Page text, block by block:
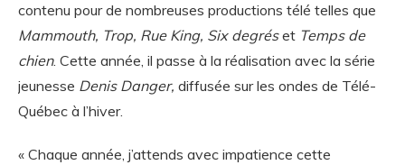
contenu pour de nombreuses productions télé telles que
Mammouth, Trop, Rue King, Six degréset Temps de
chien. Cette année, il passe à la réalisation avec la série
jeunesse Denis Danger, diffusée sur les ondes de Télé-
Québec à l’hiver.
« Chaque année, j’attends avec impatience cette